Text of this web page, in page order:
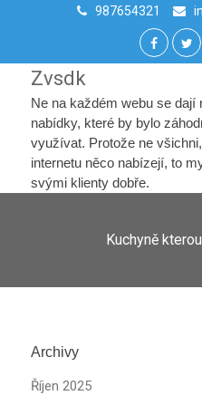
987654321
Zvsdk
Ne na každém webu se dají
nabídky, které by bylo
využívat. Protože ne
internetu něco nabízejí, to
svými klienty dobře.
Kuchyně
Archivy
Říjen 2025